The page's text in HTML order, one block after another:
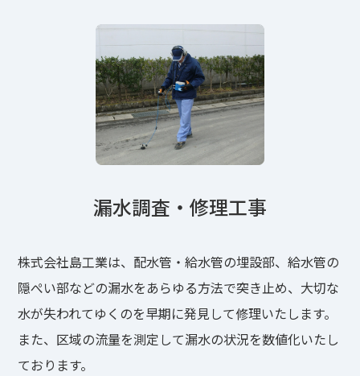
漏水調査・修理工事
株式会社島工業は、配水管・給水管の埋設部、給水管の
隠ぺい部などの漏水をあらゆる方法で突き止め、大切な
水が失われてゆくのを早期に発見して修理いたします。
また、区域の流量を測定して漏水の状況を数値化いたし
ております。